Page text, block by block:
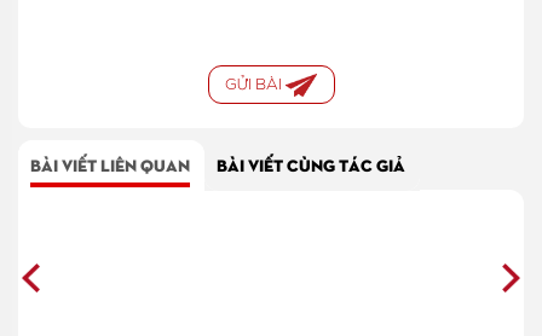
GỬI BÀI
BÀI VIẾT LIÊN QUAN BÀI VIẾT CÙNG TÁC GIẢ